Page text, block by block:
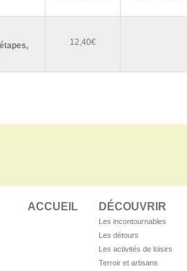
12,40€
ACCUEIL DÉCOUVRIR
Les incontournables
Les détours
Les activités de loisirs
Terroir et artisans